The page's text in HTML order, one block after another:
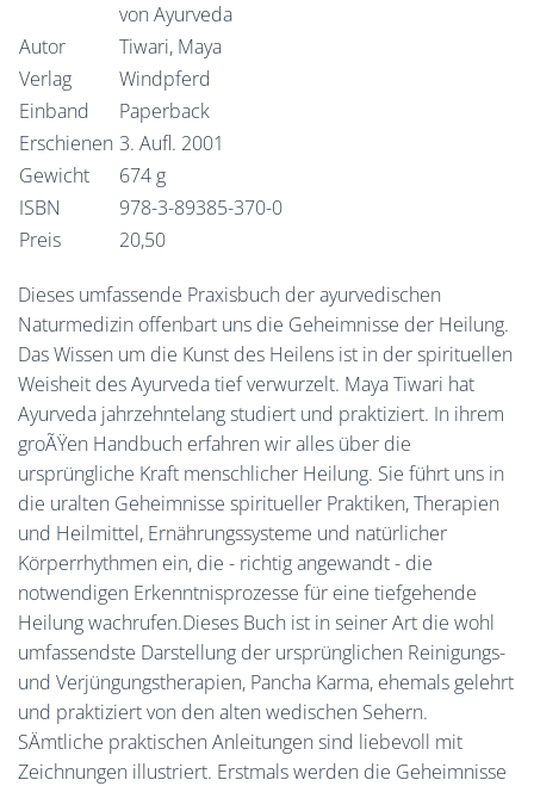
von Ayurveda
Autor
Tiwari, Maya
Verlag
Windpferd
Einband
Paperback
Erschienen 3. Aufl. 2001
Gewicht
674 g
ISBN
978-3-89385-370-0
Preis
20,50
Dieses umfassende Praxisbuch der ayurvedischen
Naturmedizin offenbart uns die Geheimnisse der Heilung.
Das Wissen um die Kunst des Heilens ist in der spirituellen
Weisheit des Ayurveda tief verwurzelt. Maya Tiwari hat
Ayurveda jahrzehntelang studiert und praktiziert. In ihrem
groÃŸen Handbuch erfahren wir alles über die
ursprüngliche Kraft menschlicher Heilung. Sie führt uns in
die uralten Geheimnisse spiritueller Praktiken, Therapien
und Heilmittel, Ernährungssysteme und natürlicher
Körperrhythmen ein, die - richtig angewandt - die
notwendigen Erkenntnisprozesse für eine tiefgehende
Heilung wachrufen.Dieses Buch ist in seiner Art die wohl
umfassendste Darstellung der ursprünglichen Reinigungs-
und Verjüngungstherapien, Pancha Karma, ehemals gelehrt
und praktiziert von den alten wedischen Sehern.
SÄmtliche praktischen Anleitungen sind liebevoll mit
Zeichnungen illustriert. Erstmals werden die Geheimnisse